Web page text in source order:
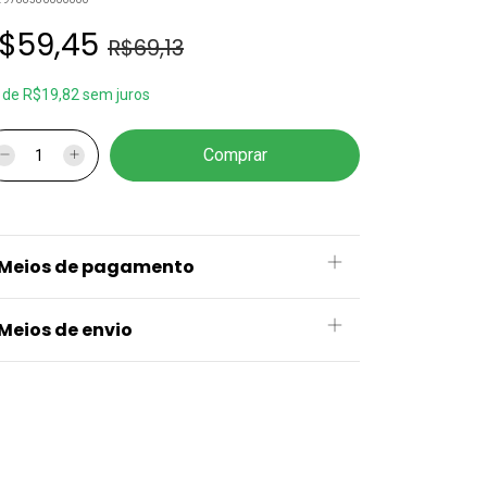
R$69,13
de R$19,82 sem juros
de pagamento
de envio